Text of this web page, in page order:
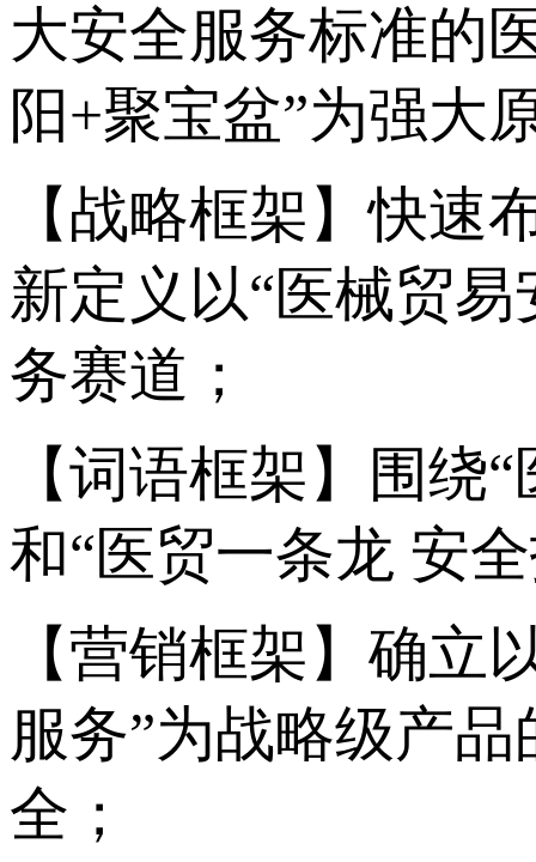
大安全服务标准的
阳+聚宝盆”为强大
【战略框架】快速
新定义以“医械贸
务赛道；
【词语框架】围绕
和“医贸一条龙 安
【营销框架】确立
服务”为战略级产
全；